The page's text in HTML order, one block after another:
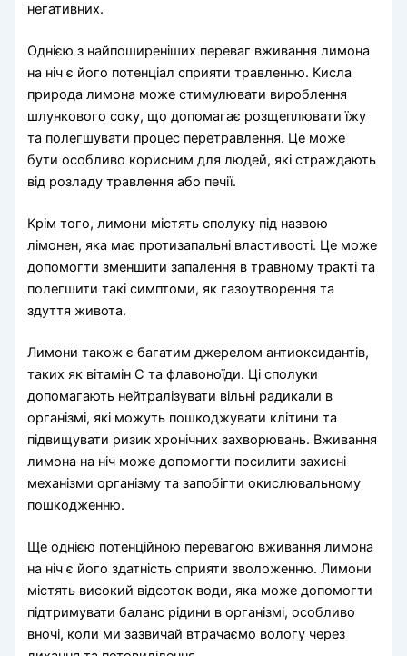
негативних.
Однією з найпоширеніших переваг вживання лимона
на ніч є його потенціал сприяти травленню. Кисла
природа лимона може стимулювати вироблення
шлункового соку, що допомагає розщеплювати їжу
та полегшувати процес перетравлення. Це може
бути особливо корисним для людей, які страждають
від розладу травлення або печії.
Крім того, лимони містять сполуку під назвою
лімонен, яка має протизапальні властивості. Це може
допомогти зменшити запалення в травному тракті та
полегшити такі симптоми, як газоутворення та
здуття живота.
Лимони також є багатим джерелом антиоксидантів,
таких як вітамін С та флавоноїди. Ці сполуки
допомагають нейтралізувати вільні радикали в
організмі, які можуть пошкоджувати клітини та
підвищувати ризик хронічних захворювань. Вживання
лимона на ніч може допомогти посилити захисні
механізми організму та запобігти окислювальному
пошкодженню.
Ще однією потенційною перевагою вживання лимона
на ніч є його здатність сприяти зволоженню. Лимони
містять високий відсоток води, яка може допомогти
підтримувати баланс рідини в організмі, особливо
вночі, коли ми зазвичай втрачаємо вологу через